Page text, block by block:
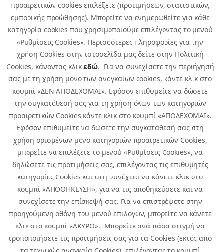
προαιρετικών cookies επιλέξετε (προτιμήσεων, στατιστικών,
εμπορικής προώθησης). Μπορείτε να ενημερωθείτε για κάθε
κατηγορία cookies που χρησιμοποιούμε επιλέγοντας το μενού
«Ρυθμίσεις Cookies». Περισσότερες πληροφορίες για την
χρήση Cookies στην ιστοσελίδα μας δείτε στην Πολιτική
Cookies, κάνοντας κλικ εδώ. Για να συνεχίσετε την περιήγησή
σας με τη χρήση μόνο των αναγκαίων cookies, κάντε κλικ στο
κουμπί «ΔΕΝ ΑΠΟΔΕΧΟΜΑΙ». Εφόσον επιθυμείτε να δώσετε
την συγκατάθεσή σας για τη χρήση όλων των κατηγοριών
προαιρετικών Cookies κάντε κλικ στο κουμπί «ΑΠΟΔΕΧΟΜΑΙ».
Εφόσον επιθυμείτε να δώσετε την συγκατάθεσή σας στη
χρήση ορισμένων μόνο κατηγοριών προαιρετικών Cookies,
μπορείτε να επιλέξετε το μενού «Ρυθμίσεις Cookies», να
δηλώσετε τις προτιμήσεις σας, επιλέγοντας τις επιθυμητές
κατηγορίες Cookies και στη συνέχεια να κάνετε κλικ στο
κουμπί «ΑΠΟΘΗΚΕΥΣΗ», για να τις αποθηκεύσετε και να
συνεχίσετε την επίσκεψή σας. Για να επιστρέψετε στην
προηγούμενη οθόνη του μενού επιλογών, μπορείτε να κάνετε
κλικ στο κουμπί «ΑΚΥΡΟ». Μπορείτε ανά πάσα στιγμή να
τροποποιήσετε τις προτιμήσεις σας για τα Cookies (εκτός από
Copyright © 2026 Infoquest.gr Με επιφύλαξη κάθε νόμιμου δικαιώματος.
Πολιτική Cookies Προτιμήσεις Cookies | Όροι Χρήσης